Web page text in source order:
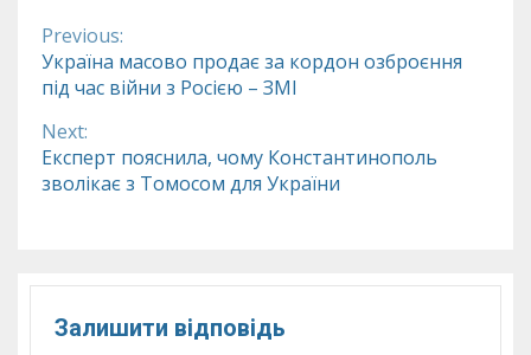
Continue
Reading
Previous:
Україна масово продає за кордон озброєння
під час війни з Росією – ЗМІ
Next:
Експерт пояснила, чому Константинополь
зволікає з Томосом для України
Залишити відповідь